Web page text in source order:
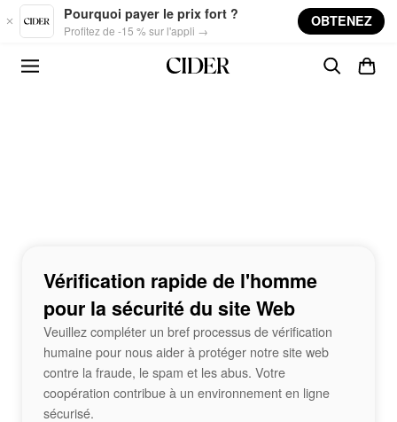
Skip to main content
Pourquoi payer le prix fort ?
Profitez de -15 % sur l'appli →
OBTENEZ
Vérification rapide de l'homme
pour la sécurité du site Web
Veuillez compléter un bref processus de vérification
humaine pour nous aider à protéger notre site web
contre la fraude, le spam et les abus. Votre
coopération contribue à un environnement en ligne
sécurisé.